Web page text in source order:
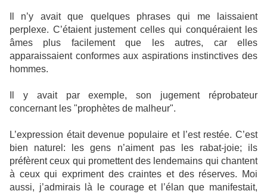
Il n’y avait que quelques phrases qui me laissaient
perplexe. C’étaient justement celles qui conquéraient les
âmes plus facilement que les autres, car elles
apparaissaient conformes aux aspirations instinctives des
hommes.
Il y avait par exemple, son jugement réprobateur
concernant les "prophètes de malheur".
L’expression était devenue populaire et l’est restée. C’est
bien naturel: les gens n’aiment pas les rabat-joie; ils
préfèrent ceux qui promettent des lendemains qui chantent
à ceux qui expriment des craintes et des réserves. Moi
aussi, j’admirais là le courage et l’élan que manifestait,